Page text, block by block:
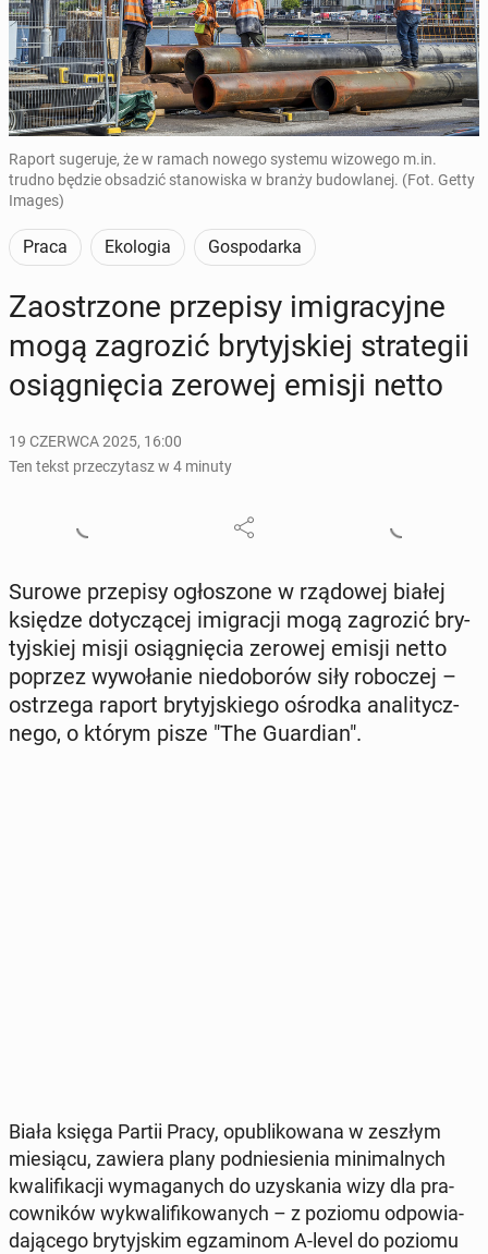
Raport sugeruje, że w ramach nowego systemu wizowego m.in.
trudno będzie obsadzić stanowiska w branży budowlanej. (Fot. Getty
Images)
Praca Ekologia Gospodarka
Za­ostrzo­ne prze­pi­sy imi­gra­cyj­ne
mogą za­gro­zić bry­tyj­skiej stra­te­gii
osią­gnię­cia zerowej emisji netto
19 CZERWCA 2025, 16:00
Ten tekst przeczytasz w 4 minuty
Surowe prze­pi­sy ogło­szo­ne w rzą­do­wej białej
księdze do­ty­czą­cej imi­gra­cji mogą za­gro­zić bry­
tyj­skiej misji osią­gnię­cia zerowej emisji netto
poprzez wy­wo­ła­nie nie­do­bo­rów siły ro­bo­czej –
ostrze­ga raport bry­tyj­skie­go ośrodka ana­li­tycz­
ne­go, o którym pisze "The Gu­ar­dian".
Biała księga Partii Pracy, opu­bli­ko­wa­na w zeszłym
mie­sią­cu, zawiera plany pod­nie­sie­nia mi­ni­mal­nych
kwa­li­fi­ka­cji wy­ma­ga­nych do uzy­ska­nia wizy dla pra­
cow­ni­ków wy­kwa­li­fi­ko­wa­nych – z poziomu od­po­wia­
da­ją­ce­go bry­tyj­skim eg­za­mi­nom A-level do poziomu